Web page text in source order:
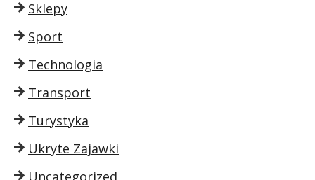
Sklepy
Sport
Technologia
Transport
Turystyka
Ukryte Zajawki
Uncategorized